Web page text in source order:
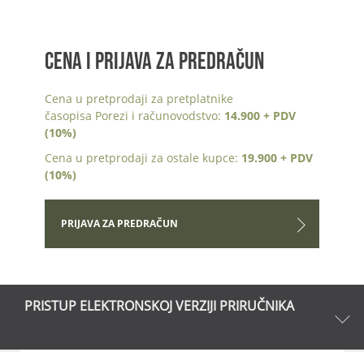
CENA I PRIJAVA ZA PREDRAČUN
Cena u pretprodaji za pretplatnike
časopisa Porezi i računovodstvo: 14.900 + PDV
(10%)
Cena u pretprodaji za ostale kupce: 19.900 + PDV
(10%)
PRIJAVA ZA PREDRAČUN
PRISTUP ELEKTRONSKOJ VERZIJI PRIRUČNIKA